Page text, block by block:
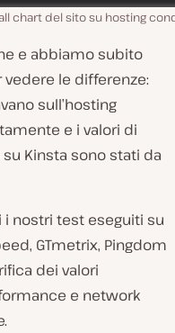
chart del sito su hosting
e abbiamo subito
le differenze:
sull’hosting
e i valori di
Kinsta sono stati da
nostri test eseguiti su
GTmetrix, Pingdom
dei valori
e network